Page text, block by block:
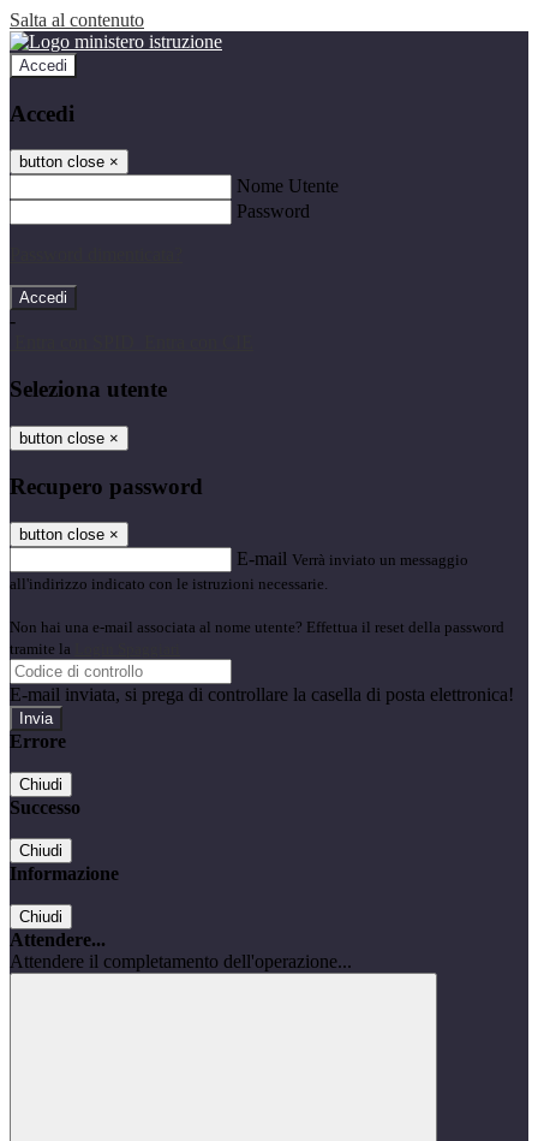
Salta al contenuto
Accedi
Accedi
button close ×
Nome Utente
Password
-
Seleziona utente
button close ×
Recupero password
button close ×
E-mail Verrà inviato un messaggio
all'indirizzo indicato con le istruzioni necessarie.
Non hai una e-mail associata al nome utente? Effettua il reset della password
tramite la
E-mail inviata, si prega di controllare la casella di posta elettronica!
Errore
Chiudi
Successo
Chiudi
Informazione
Chiudi
Attendere...
Attendere il completamento dell'operazione...